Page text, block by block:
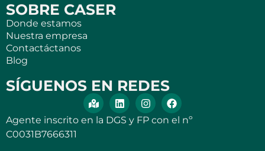
SOBRE CASER
Donde estamos
Nuestra empresa
Contactáctanos
Blog
SÍGUENOS EN REDES
Agente inscrito en la DGS y FP con el nº
C0031B7666311